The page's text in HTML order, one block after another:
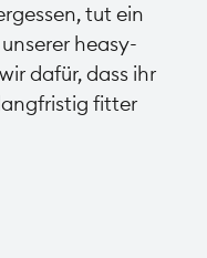
tut ein
heasy-
dafür, dass ihr
fitter